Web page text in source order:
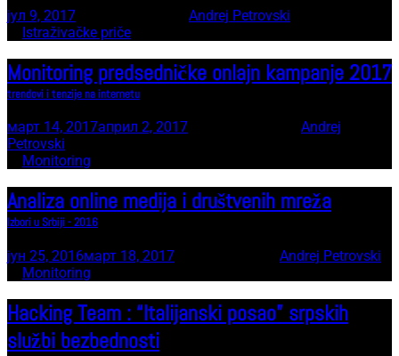
јул 9, 2017
Andrej Petrovski
Istraživačke priče
Monitoring predsedničke onlajn kampanje 2017
trendovi i tenzije na internetu
март 14, 2017април 2, 2017
Andrej
Petrovski
Monitoring
Analiza online medija i društvenih mreža
Izbori u Srbiji - 2016
јун 25, 2016март 18, 2017
Andrej Petrovski
Monitoring
Hacking Team : “Italijanski posao” srpskih
službi bezbednosti